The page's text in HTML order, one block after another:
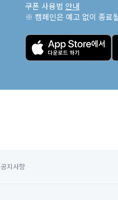
쿠폰 사용법 안내
※ 캠페인은 예고 없이 종료
공지사항